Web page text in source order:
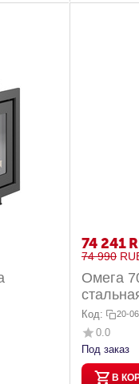
74 241
74 990
Омега
Код: 20-
0.0
Под заказ
В